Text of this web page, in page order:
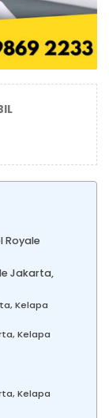
Royale
Jakarta,
Kelapa
Kelapa
Kelapa